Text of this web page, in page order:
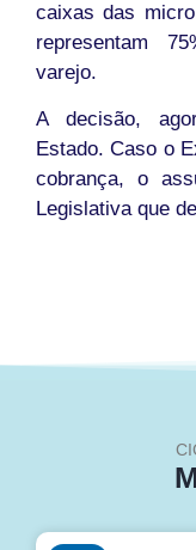
caixas das
representam
varejo.
A decisão,
Estado. Caso o
cobrança, o
Legislativa que